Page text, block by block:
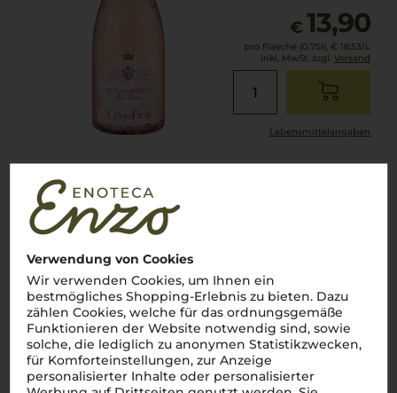
Verwendung von Cookies
Wir verwenden Cookies, um Ihnen ein
bestmögliches Shopping-Erlebnis zu bieten. Dazu
zählen Cookies, welche für das ordnungsgemäße
Funktionieren der Website notwendig sind, sowie
solche, die lediglich zu anonymen Statistikzwecken,
für Komforteinstellungen, zur Anzeige
personalisierter Inhalte oder personalisierter
€ 13,90
pro Flasche (0.75l), € 18,53/L
inkl. MwSt. zzgl. Versand
Lebensmittel­angaben
2025
Bulgarini Rosa Blush Chiaretto
Azienda Agricola Bulgarini Fausto
Cuvée
trocken
€ 11,90